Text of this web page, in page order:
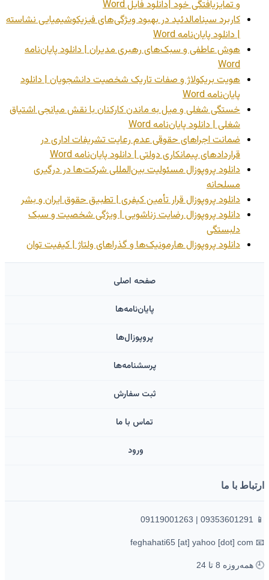
و تمایزیافتگی خود |دانلود فایل Word
کاربرد سینامالدئید در بهبود ویژگی‌های فیزیکوشیمیایی نشاسته
| دانلود پایان‌نامه Word
هوش عاطفی و سبک‌های رهبری مدیران | دانلود پایان‌نامه
Word
هویت بریکولاژ و صفات تاریک شخصیت دانشجویان | دانلود
پایان‌نامه Word
خستگی شغلی و میل به ماندن کارکنان با نقش میانجی اشتیاق
شغلی | دانلود پایان‌نامه Word
ضمانت اجراهای حقوقی عدم رعایت تشریفات اداری در
قراردادهای پیمانکاری دولتی | دانلود پایان‌نامه Word
دانلود پروپوزال مسئولیت بین‌المللی شرکت‌ها در درگیری
مسلحانه
دانلود پروپوزال قرار تأمین کیفری | تطبیق حقوق ایران و بشر
دانلود پروپوزال رضایت زناشویی | ویژگی شخصیت و سبک
دلبستگی
دانلود پروپوزال هارمونیک‌ها و گذراهای ولتاژ | کیفیت توان
صفحه اصلی
پایان‌نامه‌ها
پروپوزال‌ها
پرسشنامه‌ها
ثبت سفارش
تماس با ما
ورود ‌
ارتباط با ما
📱 09353601291 | 09119001263
📧 feghahati65 [at] yahoo [dot] com
🕘 همه‌روزه 8 تا 24